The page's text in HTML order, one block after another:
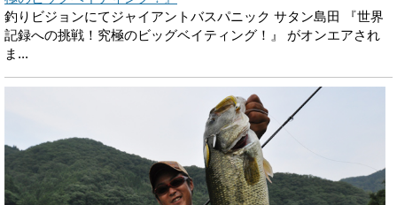
釣りビジョンにてジャイアントバスパニック サタン島田 『世界
記録への挑戦！究極のビッグベイティング！』 がオンエアされ
ま...